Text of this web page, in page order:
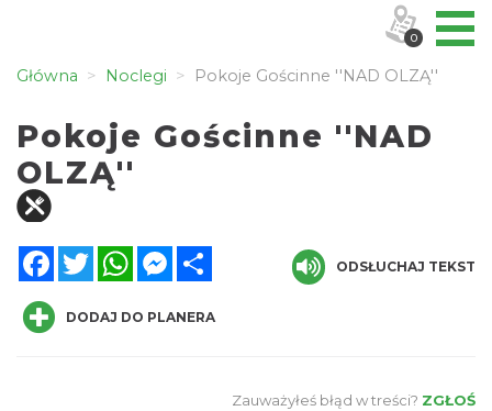
Główna Noclegi Pokoje Gościnne ''NAD OLZĄ''
Pokoje Gościnne ''NAD
OLZĄ''
FacebookTwitterWhatsAppMessenger
ODSŁUCHAJ TEKST
DODAJ DO PLANERA
Zauważyłeś błąd w treści? ZGŁOŚ
0